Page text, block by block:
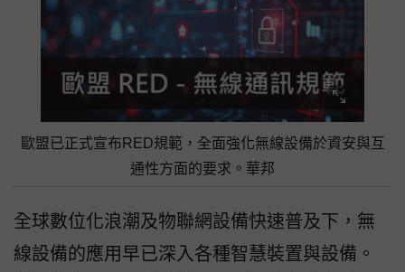
歐盟已正式宣布RED規範，全面強化無線設備於資安與互
通性方面的要求。華邦
全球數位化浪潮及物聯網設備快速普及下，無
線設備的應用早已深入各種智慧裝置與設備。